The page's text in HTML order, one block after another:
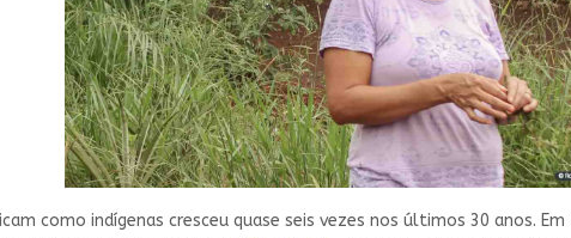
como indígenas cresceu quase seis vezes nos últimos 30 anos.